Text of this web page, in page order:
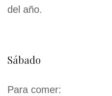
del año.
Sábado
Para comer: